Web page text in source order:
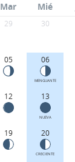
Mar Mié
29 30
05 06
MENGUANTE
12 13
NUEVA
19 20
CRECIENTE